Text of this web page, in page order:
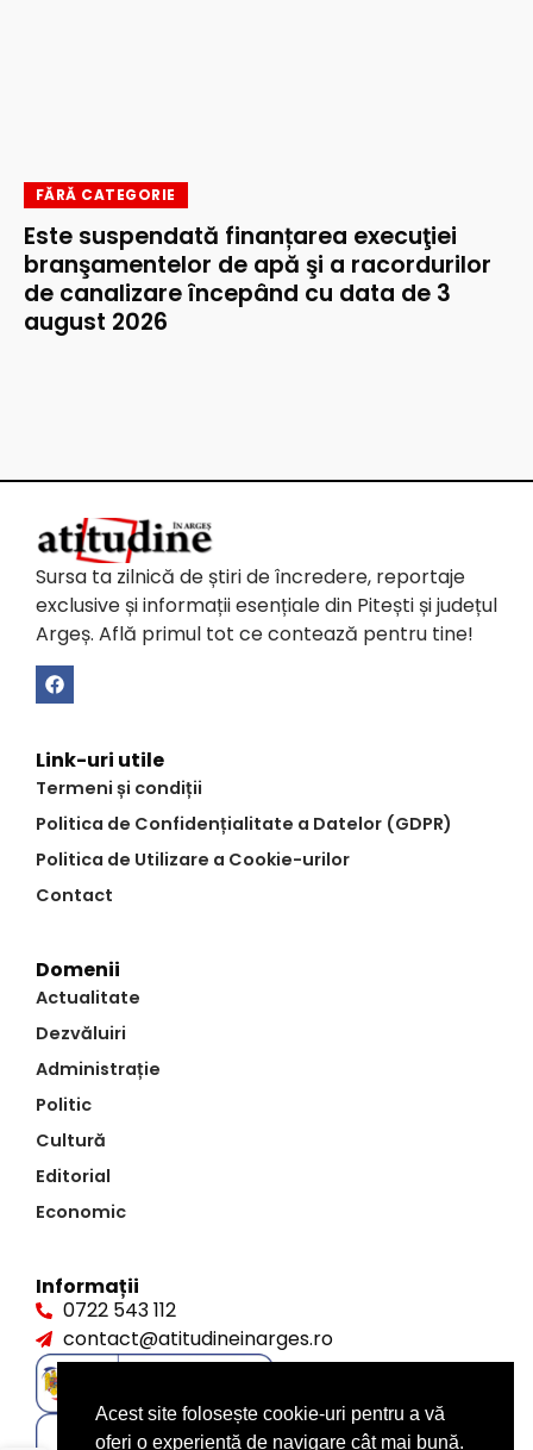
FĂRĂ CATEGORIE
Este suspendată finanțarea execuţiei
branşamentelor de apă şi a racordurilor
de canalizare începând cu data de 3
august 2026
Sursa ta zilnică de știri de încredere, reportaje
exclusive și informații esențiale din Pitești și județul
Argeș. Află primul tot ce contează pentru tine!
Link-uri utile
Termeni și condiții
Politica de Confidențialitate a Datelor (GDPR)
Politica de Utilizare a Cookie-urilor
Contact
Domenii
Actualitate
Dezvăluiri
Administrație
Politic
Cultură
Editorial
Economic
Informații
0722 543 112
contact@atitudineinarges.ro
Acest site folosește cookie-uri pentru a vă
oferi o experiență de navigare cât mai bună.